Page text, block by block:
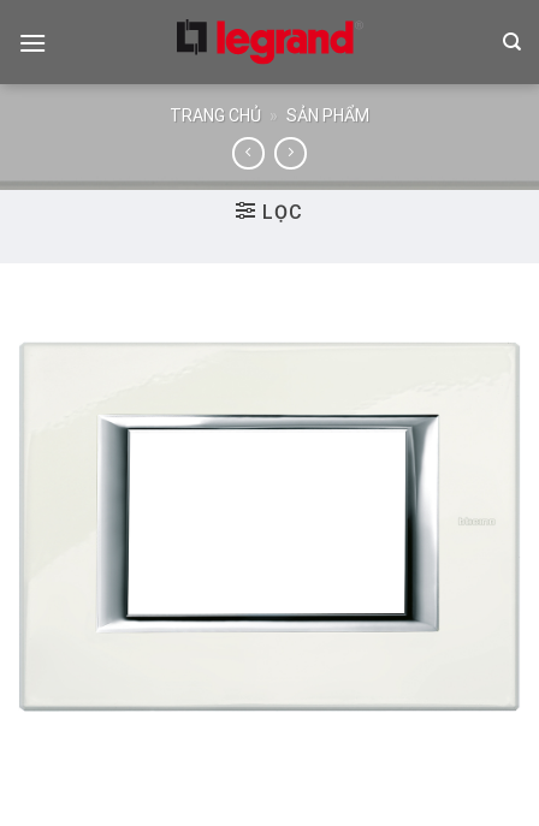
TRANG CHỦ » SẢN PHẨM
LỌC